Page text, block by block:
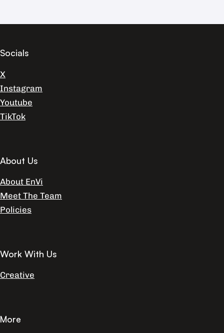
Socials
X
Instagram
Youtube
TikTok
About Us
About EnVi
Meet The Team
Policies
Work With Us
Creative
More